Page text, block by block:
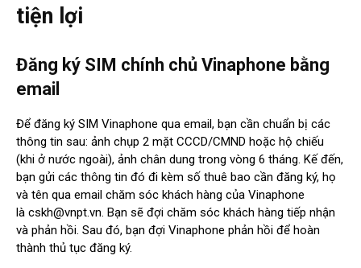
tiện lợi
Đăng ký SIM chính chủ Vinaphone bằng
email
Để đăng ký SIM Vinaphone qua email, bạn cần chuẩn bị các
thông tin sau: ảnh chụp 2 mặt CCCD/CMND hoặc hộ chiếu
(khi ở nước ngoài), ảnh chân dung trong vòng 6 tháng. Kế đến,
bạn gửi các thông tin đó đi kèm số thuê bao cần đăng ký, họ
và tên qua email chăm sóc khách hàng của Vinaphone
là cskh@vnpt.vn. Bạn sẽ đợi chăm sóc khách hàng tiếp nhận
và phản hồi. Sau đó, bạn đợi Vinaphone phản hồi để hoàn
thành thủ tục đăng ký.